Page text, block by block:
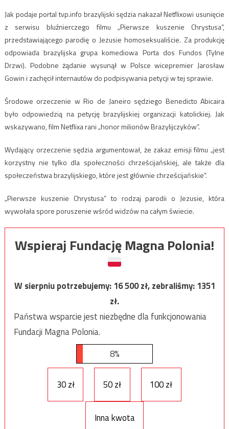
Jak podaje portal tvp.info brazylijski sędzia nakazał Netflixowi usunięcie
z serwisu bluźnierczego filmu „Pierwsze kuszenie Chrystusa”,
przedstawiającego parodię o Jezusie homoseksualiście. Za produkcję
odpowiada brazylijska grupa komediowa Porta dos Fundos (Tylne
Drzwi). Podobne żądanie wysunął w Polsce wicepremier Jarosław
Gowin i zachęcił internautów do podpisywania petycji w tej sprawie.
Środowe orzeczenie w Rio de Janeiro sędziego Benedicto Abicaira
było odpowiedzią na petycję brazylijskiej organizacji katolickiej. Jak
wskazywano, film Netflixa rani „honor milionów Brazylijczyków”.
Wydający orzeczenie sędzia argumentował, że zakaz emisji filmu „jest
korzystny nie tylko dla społeczności chrześcijańskiej, ale także dla
społeczeństwa brazylijskiego, które jest głównie chrześcijańskie”.
„Pierwsze kuszenie Chrystusa” to rodzaj parodii o Jezusie, która
wywołała spore poruszenie wśród widzów na całym świecie.
Wspieraj Fundację Magna Polonia!
W sierpniu potrzebujemy:16 500zł, zebraliśmy:1351
zł.
Państwa wsparcie jest niezbędne dla funkcjonowania
Fundacji Magna Polonia.
8%
30 zł 50 zł 100 zł
Inna kwota